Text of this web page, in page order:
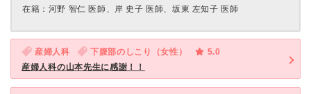
在籍：河野 智仁 医師、岸 史子 医師、坂東 左知子 医師
産婦人科 下腹部のしこり（女性）
5.0
産婦人科の山本先生に感謝！！